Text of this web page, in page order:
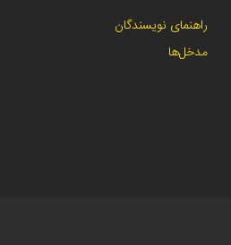
راهنمای نویسندگان
مدخل‌ها